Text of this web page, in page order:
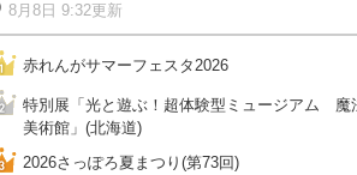
8月8日 9:32更新
赤れんがサマーフェスタ2026
特別展「光と遊ぶ！超体験型ミュージアム 魔
美術館」(北海道)
2026さっぽろ夏まつり(第73回)